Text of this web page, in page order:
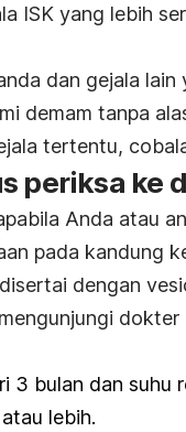
ISK yang lebih
dan gejala
demam tanpa
tertentu,
periksa ke
Anda atau
pada kandung
dengan
3 bulan dan suhu
lebih.